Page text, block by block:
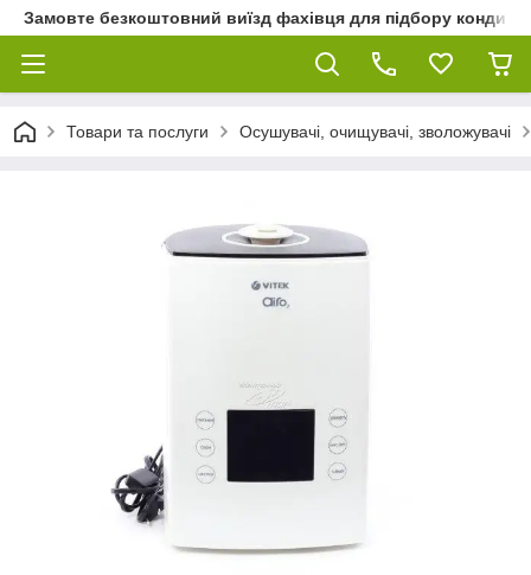
Замовте безкоштовний виїзд фахівця для підбору
Товари та послуги Осушувачі, очищувачі, зволожувачі